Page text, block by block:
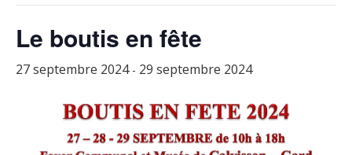
Le boutis en fête
27 septembre 2024- 29 septembre 2024